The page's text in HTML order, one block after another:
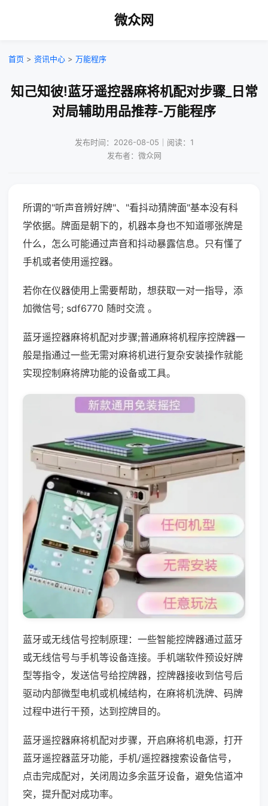
微众网
首页 > 资讯中心 > 万能程序
知己知彼!蓝牙遥控器麻将机配对步骤_日常
对局辅助用品推荐-万能程序
发布时间：2026-08-05｜阅读：1
发布者：微众网
所谓的"听声音辨好牌"、"看抖动猜牌面"基本没有科
学依据。牌面是朝下的，机器本身也不知道哪张牌是
什么，怎么可能通过声音和抖动暴露信息。只有懂了
手机或者使用遥控器。
若你在仪器使用上需要帮助，想获取一对一指导，添
加微信号; sdf6770 随时交流 。
蓝牙遥控器麻将机配对步骤;普通麻将机程序控牌器一
般是指通过一些无需对麻将机进行复杂安装操作就能
实现控制麻将牌功能的设备或工具。
蓝牙或无线信号控制原理：一些智能控牌器通过蓝牙
或无线信号与手机等设备连接。手机端软件预设好牌
型等指令，发送信号给控牌器，控牌器接收到信号后
驱动内部微型电机或机械结构，在麻将机洗牌、码牌
过程中进行干预，达到控牌目的。
蓝牙遥控器麻将机配对步骤，开启麻将机电源，打开
蓝牙遥控器蓝牙功能，手机/遥控器搜索设备信号，
点击完成配对，关闭周边多余蓝牙设备，避免信道冲
突，提升配对成功率。